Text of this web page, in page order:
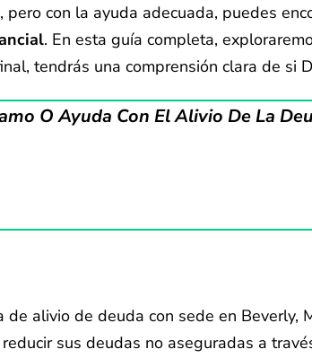
con la ayuda adecuada, puedes
. En esta guía completa,
tendrás una comprensión clara de si
O Ayuda Con El Alivio De La
alivio de deuda con sede en
sus deudas no aseguradas a